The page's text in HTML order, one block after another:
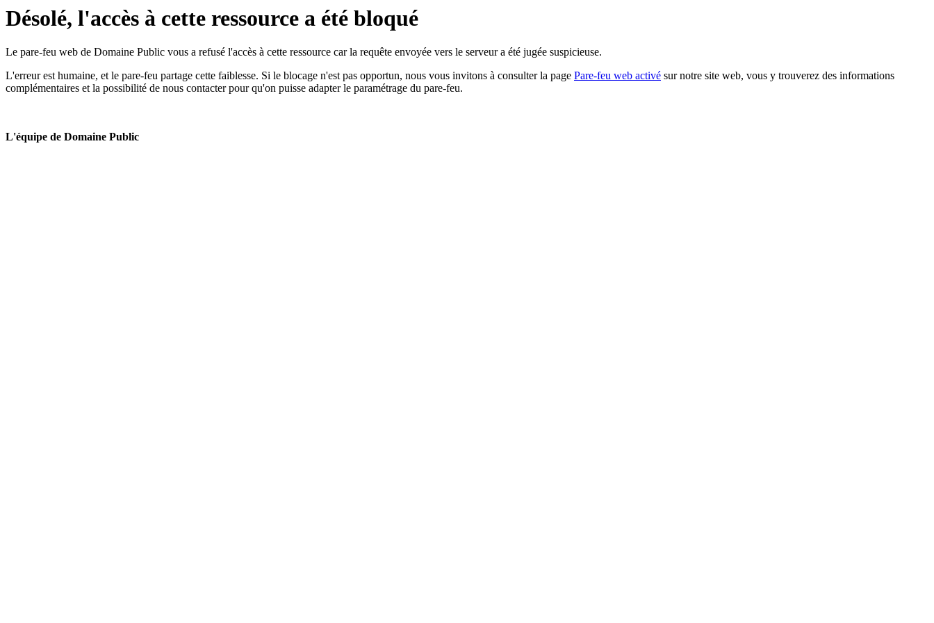
Désolé, l'accès à cette ressource a été bloqué
Le pare-feu web de Domaine Public vous a refusé l'accès à cette ressource car la requête envoyée vers le serveur a été jugée suspicieuse.
L'erreur est humaine, et le pare-feu partage cette faiblesse. Si le blocage n'est pas opportun, nous vous invitons à consulter la page Pare-feu web activé sur notre site web, vous y trouverez des informations
complémentaires et la possibilité de nous contacter pour qu'on puisse adapter le paramétrage du pare-feu.
L'équipe de Domaine Public